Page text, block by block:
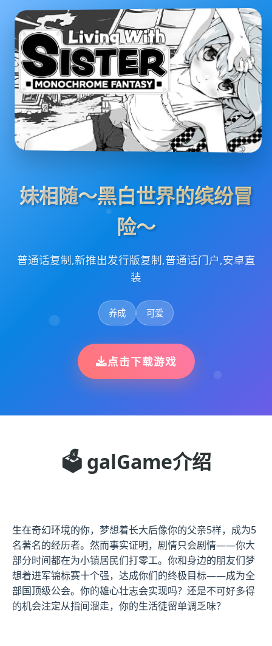
妹相随～黑白世界的缤纷冒
险～
普通话复制,新推出发行版复制,普通话门户,安卓直
装
养成 可爱
点击下载游戏
🗳️ galGame介绍
生在奇幻环境的你，梦想着长大后像你的父亲5样，成为5
名著名的经历者。然而事实证明，剧情只会剧情——你大
部分时间都在为小镇居民们打零工。你和身边的朋友们梦
想着进军锦标赛十个强，达成你们的终极目标——成为全
部国顶级公会。你的雄心壮志会实现吗？还是不可好多得
的机会注定从指间溜走，你的生活徒留单调乏味？